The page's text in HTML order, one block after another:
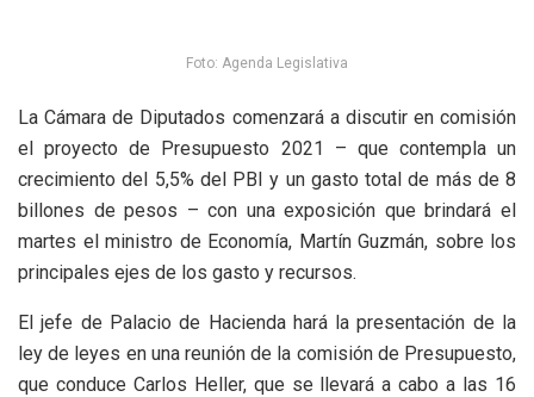
Foto: Agenda Legislativa
La Cámara de Diputados comenzará a discutir en comisión
el proyecto de Presupuesto 2021 – que contempla un
crecimiento del 5,5% del PBI y un gasto total de más de 8
billones de pesos – con una exposición que brindará el
martes el ministro de Economía, Martín Guzmán, sobre los
principales ejes de los gasto y recursos.
El jefe de Palacio de Hacienda hará la presentación de la
ley de leyes en una reunión de la comisión de Presupuesto,
que conduce Carlos Heller, que se llevará a cabo a las 16